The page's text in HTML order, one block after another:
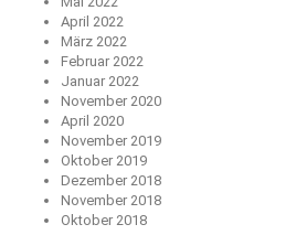
April 2022
März 2022
Februar 2022
Januar 2022
November 2020
April 2020
November 2019
Oktober 2019
Dezember 2018
November 2018
Oktober 2018